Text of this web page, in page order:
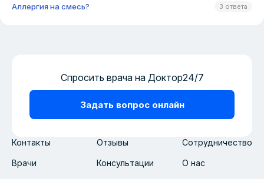
Аллергия на смесь? 3 ответа
Контакты Отзывы Сотрудничество
Врачи Консультации О нас
Спросить врача на Доктор24/7
Задать вопрос онлайн